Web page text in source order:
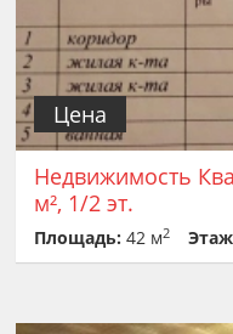
Цена
Недвижимость
м², 1/2 эт.
Площадь:42 м2